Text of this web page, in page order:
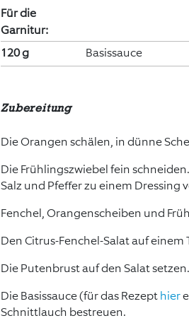
Für die
Garnitur:
120 g
Basissauce
Zubereitung
Die Orangen schälen, in dünne
Die Frühlingszwiebel fein
Salz und Pfeffer zu einem Dressing
Fenchel, Orangenscheiben und
Den Citrus-Fenchel-Salat auf
Die Putenbrust auf den Salat setzen.
Die Basissauce (für das Rezepthier
Schnittlauch bestreuen.